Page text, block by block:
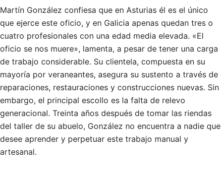
Martín González confiesa que en Asturias él es el único
que ejerce este oficio, y en Galicia apenas quedan tres o
cuatro profesionales con una edad media elevada. «El
oficio se nos muere», lamenta, a pesar de tener una carga
de trabajo considerable. Su clientela, compuesta en su
mayoría por veraneantes, asegura su sustento a través de
reparaciones, restauraciones y construcciones nuevas. Sin
embargo, el principal escollo es la falta de relevo
generacional. Treinta años después de tomar las riendas
del taller de su abuelo, González no encuentra a nadie que
desee aprender y perpetuar este trabajo manual y
artesanal.